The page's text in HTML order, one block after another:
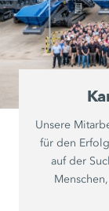
Unsere
für den
auf der